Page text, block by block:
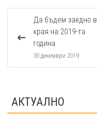
Да бъдем заедно в
края на 2019-та
година
30 декември 2019
АКТУАЛНО